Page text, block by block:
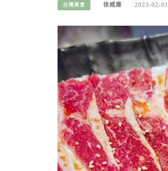
台灣美食 徐威廉 2023-02-01